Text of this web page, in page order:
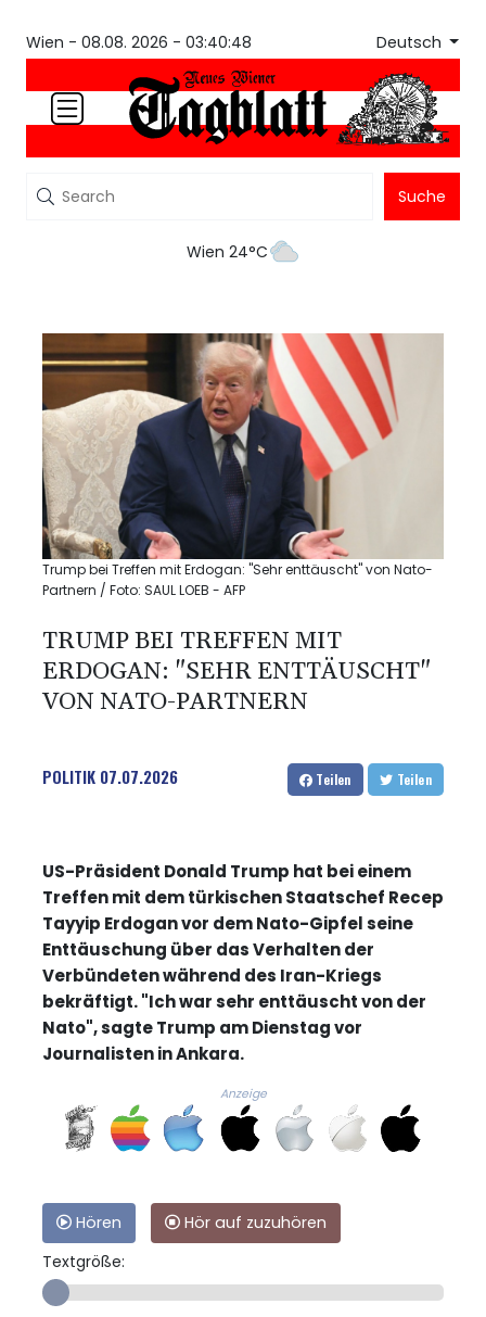
Wien - 08.08. 2026 - 03:40:48 Deutsch
Suche
Wien 24°C
Trump bei Treffen mit Erdogan: "Sehr enttäuscht" von Nato-
Partnern / Foto: SAUL LOEB - AFP
TRUMP BEI TREFFEN MIT
ERDOGAN: "SEHR ENTTÄUSCHT"
VON NATO-PARTNERN
POLITIK 07.07.2026 Teilen Teilen
US-Präsident Donald Trump hat bei einem
Treffen mit dem türkischen Staatschef Recep
Tayyip Erdogan vor dem Nato-Gipfel seine
Enttäuschung über das Verhalten der
Verbündeten während des Iran-Kriegs
bekräftigt. "Ich war sehr enttäuscht von der
Nato", sagte Trump am Dienstag vor
Journalisten in Ankara.
Anzeige
Hören
Hör auf zuzuhören
Textgröße: